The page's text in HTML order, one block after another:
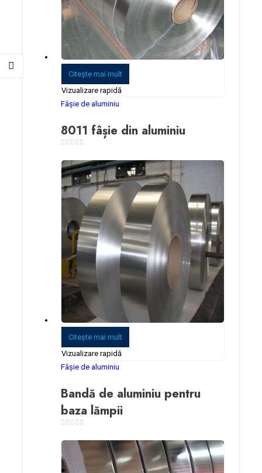
Citeşte mai mult
Vizualizare rapidă
Fâșie de aluminiu
8011 fâșie din aluminiu
Citeşte mai mult
Vizualizare rapidă
Fâșie de aluminiu
Bandă de aluminiu pentru
baza lămpii